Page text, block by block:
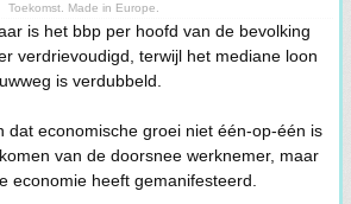
Toekomst. Made in Europe.
is het bbp per hoofd van de bevolking
verdrievoudigd, terwijl het mediane loon
is verdubbeld.
dat economische groei niet één-op-één is
van de doorsnee werknemer, maar
economie heeft gemanifesteerd.